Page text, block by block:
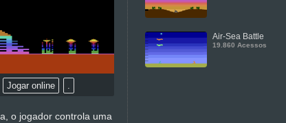
Jogar online
o jogador controla uma
Air-Sea Battle
19.860 Acessos